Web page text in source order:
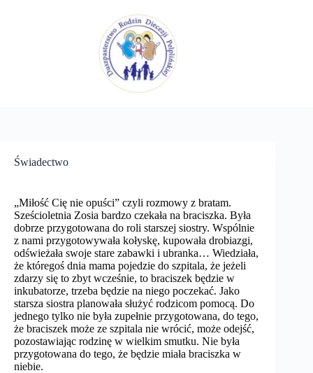
Świadectwo
„Miłość Cię nie opuści” czyli rozmowy z bratam.
Sześcioletnia Zosia bardzo czekała na braciszka. Była
dobrze przygotowana do roli starszej siostry. Wspólnie
z nami przygotowywała kołyskę, kupowała drobiazgi,
odświeżała swoje stare zabawki i ubranka… Wiedziała,
że któregoś dnia mama pojedzie do szpitala, że jeżeli
zdarzy się to zbyt wcześnie, to braciszek będzie w
inkubatorze, trzeba będzie na niego poczekać. Jako
starsza siostra planowała służyć rodzicom pomocą. Do
jednego tylko nie była zupełnie przygotowana, do tego,
że braciszek może ze szpitala nie wrócić, może odejść,
pozostawiając rodzinę w wielkim smutku. Nie była
przygotowana do tego, że będzie miała braciszka w
niebie.